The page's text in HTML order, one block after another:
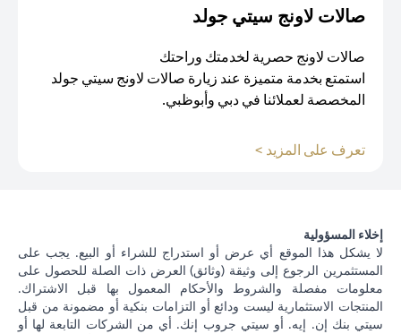
صالات لاونج سيتي جولد
صالات لاونج حصرية لخدمتك وراحتك
استمتع بخدمة متميزة عند زيارة صالات لاونج سيتي جولد
المخصصة لعملائنا في دبي وأبوظبي.
تعرف على المزيد >
إخلاء المسؤولية
لا يشكل هذا الموقع أي عرض أو استدراج للشراء أو البيع. يجب على
المستثمرين الرجوع إلى وثيقة (وثائق) العرض ذات الصلة للحصول على
معلومات مفصلة والشروط والأحكام المعمول بها قبل الاشتراك.
المنتجات الاستثمارية ليست ودائع أو التزامات بنكية أو مضمونة من قبل
سيتي بنك إن. إيه. أو سيتي جروب إنك. أي من الشركات التابعة لها أو